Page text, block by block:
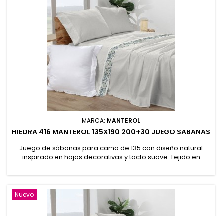
MARCA: MANTEROL
HIEDRA 416 MANTEROL 135X190 200+30 JUEGO SABANAS
Juego de sábanas para cama de 135 con diseño natural
inspirado en hojas decorativas y tacto suave. Tejido en
planchado. Incluye sábana encimera 210x270cm. Bajera
50% Algodón, 50% Poliéster
Nuevo